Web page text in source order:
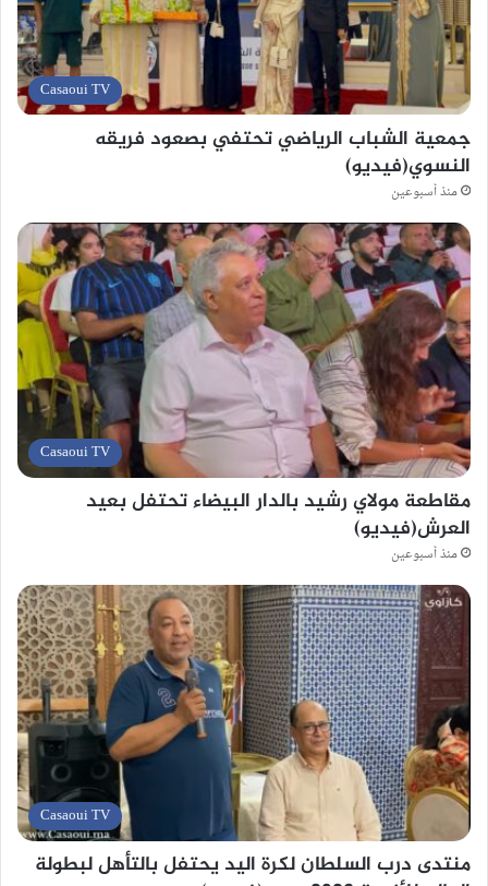
Casaoui TV
جمعية الشباب الرياضي تحتفي بصعود فريقه
النسوي(فيديو)
منذ أسبوعين
Casaoui TV
مقاطعة مولاي رشيد بالدار البيضاء تحتفل بعيد
العرش(فيديو)
منذ أسبوعين
Casaoui TV
منتدى درب السلطان لكرة اليد يحتفل بالتأهل لبطولة